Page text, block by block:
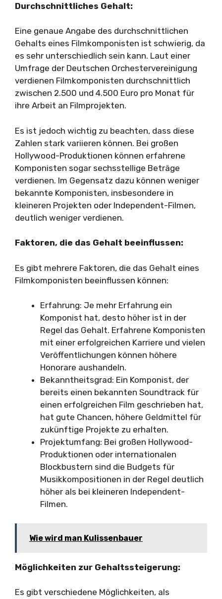
Durchschnittliches Gehalt:
Eine genaue Angabe des durchschnittlichen
Gehalts eines Filmkomponisten ist schwierig, da
es sehr unterschiedlich sein kann. Laut einer
Umfrage der Deutschen Orchestervereinigung
verdienen Filmkomponisten durchschnittlich
zwischen 2.500 und 4.500 Euro pro Monat für
ihre Arbeit an Filmprojekten.
Es ist jedoch wichtig zu beachten, dass diese
Zahlen stark variieren können. Bei großen
Hollywood-Produktionen können erfahrene
Komponisten sogar sechsstellige Beträge
verdienen. Im Gegensatz dazu können weniger
bekannte Komponisten, insbesondere in
kleineren Projekten oder Independent-Filmen,
deutlich weniger verdienen.
Faktoren, die das Gehalt beeinflussen:
Es gibt mehrere Faktoren, die das Gehalt eines
Filmkomponisten beeinflussen können:
Erfahrung: Je mehr Erfahrung ein
Komponist hat, desto höher ist in der
Regel das Gehalt. Erfahrene Komponisten
mit einer erfolgreichen Karriere und vielen
Veröffentlichungen können höhere
Honorare aushandeln.
Bekanntheitsgrad: Ein Komponist, der
bereits einen bekannten Soundtrack für
einen erfolgreichen Film geschrieben hat,
hat gute Chancen, höhere Geldmittel für
zukünftige Projekte zu erhalten.
Projektumfang: Bei großen Hollywood-
Produktionen oder internationalen
Blockbustern sind die Budgets für
Musikkompositionen in der Regel deutlich
höher als bei kleineren Independent-
Filmen.
Wie wird man Kulissenbauer
Möglichkeiten zur Gehaltssteigerung:
Es gibt verschiedene Möglichkeiten, als